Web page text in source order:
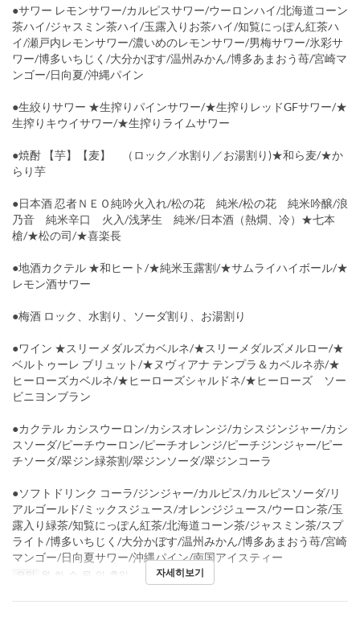
●サワー レモンサワー/カルピスサワー/ウーロンハイ/北海道コーン
茶ハイ/ジャスミン茶ハイ/玉露入りお茶ハイ/知覧にっぽん紅茶ハ
イ/瀬戸内レモンサワー/濃いめのレモンサワー/男梅サワー/氷彩サ
ワー/博多いちじく/大分かぼす/温州みかん/博多あまおう苺/宮崎マ
ンゴー/日向夏/沖縄パイン
●生絞りサワー ★生搾りパインサワー/★生搾りレッドGFサワー/★
生搾りキウイサワー/★生搾りライムサワー
●焼酎 【芋】【麦】 （ロック／水割り／お湯割り)★和ら麦/★か
らり芋
●日本酒 忍者ＮＥＯ純吟火入れ/松の花 純米/松の花 純米吟醸/浪
乃音 純米辛口 火入/浅茅生 純米/日本酒（熱燗、冷）★七本
槍/★松の司/★喜楽長
●地酒カクテル ★和ヒート/★純米玉露割/★サムライハイボール/★
レモン酒サワー
●梅酒 ロック、水割り、ソーダ割り、お湯割り
●ワイン ★スリーメダルズカベルネ/★スリーメダルズメルロー/★
ベルトゥーレ ブリュット/★ヌヴィアナ テンプラ＆カベルネ赤/★
ヒーローズカベルネ/★ヒーローズシャルドネ/★ヒーローズ ソー
ビニヨンブラン
●カクテル カシスウーロン/カシスオレンジ/カシスジンジャー/カシ
スソーダ/ピーチウーロン/ピーチオレンジ/ピーチジンジャー/ピー
チソーダ/翠ジン緑茶割/翠ジンソーダ/翠ジンコーラ
●ソフトドリンク コーラ/ジンジャー/カルピス/カルピスソーダ/リ
アルゴールド/ミックスジュース/オレンジジュース/ウーロン茶/玉
露入り緑茶/知覧にっぽん紅茶/北海道コーン茶/ジャスミン茶/スプ
ライト/博多いちじく/大分かぼす/温州みかん/博多あまおう苺/宮崎
マンゴー/日向夏サワー/沖縄パイン/南国アイスティー
요일 월, 화, 수, 목, 일, 휴일 자세히보기